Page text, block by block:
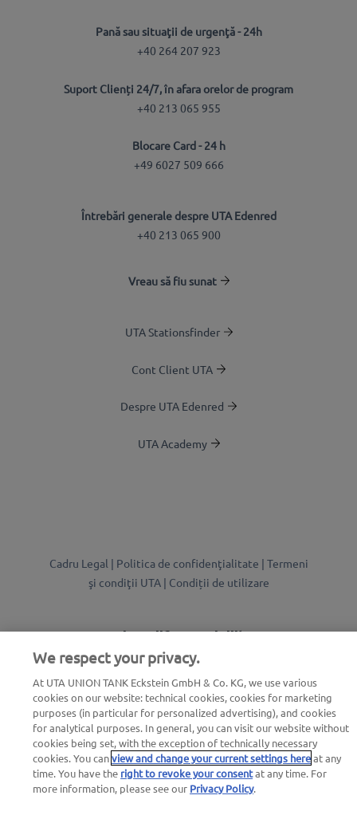
Pană sau situaţii de urgenţă - 24h
+40 264 207 923
Suport Clienți 24/7, în afara orelor de program
+40 213 065 955
Blocare Card - 24 h
+49 6027 509 666
Întrebări generale despre UTA Edenred
+40 213 065 900
Vreau să fiu sunat
UTA Stationsfinder
Cont Client UTA
Despre UTA Edenred
UTA Academy
Cadru Legal | Politica de confidenţialitate | Termeni
şi condiţii UTA | Condiții de utilizare
we simplify mobility
We respect your privacy.
At UTA UNION TANK Eckstein GmbH & Co. KG, we use various
cookies on our website: technical cookies, cookies for marketing
purposes (in particular for personalized advertising), and cookies
for analytical purposes. In general, you can visit our website without
cookies being set, with the exception of technically necessary
cookies. You canview and change your current settings hereat any
time. You have the right to revoke your consentat any time. For
more information, please see our Privacy Policy.